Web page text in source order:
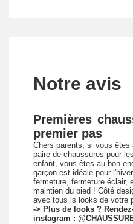
Notre avis
Premières
premier pas
Chers parents, si vous êtes
paire de chaussures pour
enfant, vous êtes au bon
garçon est idéale pour
fermeture, fermeture éclair,
maintien du pied ! Côté
avec tous ls looks de votre
-> Plus de looks ?
instagram :